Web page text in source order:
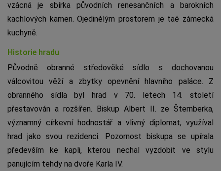
vzácná je sbírka původních renesančních a barokních
kachlových kamen. Ojedinělým prostorem je taé zámecká
kuchyně.
Historie hradu
Původně obranné středověké sídlo s dochovanou
válcovitou věží a zbytky opevnění hlavního paláce. Z
obranného sídla byl hrad v 70. letech 14. století
přestavován a rozšířen. Biskup Albert II. ze Šternberka,
významný církevní hodnostář a vlivný diplomat, využíval
hrad jako svou rezidenci. Pozornost biskupa se upírala
především ke kapli, kterou nechal vyzdobit ve stylu
panujícím tehdy na dvoře Karla IV.